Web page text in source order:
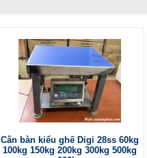
Cân bàn kiểu ghế Digi 28ss 60kg
100kg 150kg 200kg 300kg 500kg